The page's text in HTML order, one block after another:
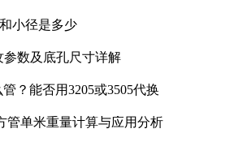
小径是多少
参数及底孔尺寸详解
？能否用3205或3505代换
管单米重量计算与应用分析